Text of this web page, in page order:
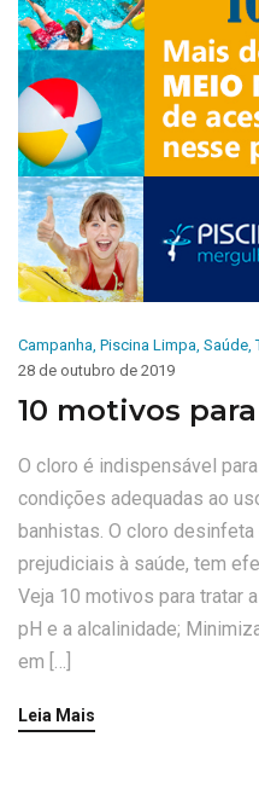
Campanha, Piscina Limpa, Saúde,
28 de outubro de 2019
10 motivos
O cloro é indispensável
condições adequadas ao
banhistas. O cloro
prejudiciais à saúde, tem
Veja 10 motivos para tratar
pH e a alcalinidade;
em […]
Leia Mais